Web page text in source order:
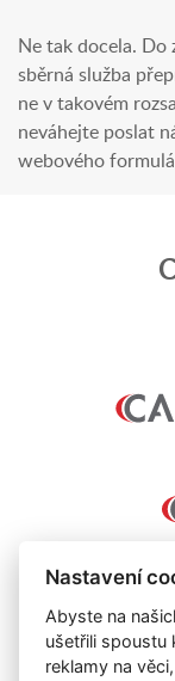
Ne tak docela. Do
sběrná služba
ne v takovém
neváhejte poslat
webového
Nastavení
Abyste na
ušetřili spoustu
reklamy na